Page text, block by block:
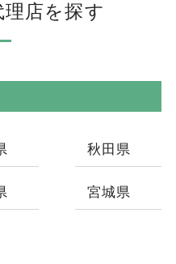
店を探す
秋田県
宮城県